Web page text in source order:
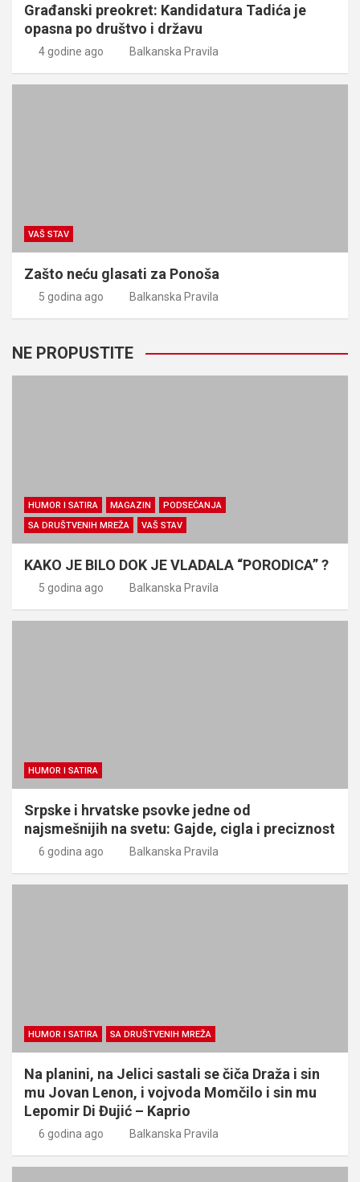
Građanski preokret: Kandidatura Tadića je
opasna po društvo i državu
4 godine ago Balkanska Pravila
VAŠ STAV
Zašto neću glasati za Ponoša
5 godina ago Balkanska Pravila
NE PROPUSTITE
HUMOR I SATIRA MAGAZIN
PODSEĆANJA
SA DRUŠTVENIH MREŽA
VAŠ STAV
KAKO JE BILO DOK JE VLADALA “PORODICA” ?
5 godina ago Balkanska Pravila
HUMOR I SATIRA
Srpske i hrvatske psovke jedne od
najsmešnijih na svetu: Gajde, cigla i preciznost
6 godina ago Balkanska Pravila
HUMOR I SATIRA SA DRUŠTVENIH MREŽA
Na planini, na Jelici sastali se čiča Draža i sin
mu Jovan Lenon, i vojvoda Momčilo i sin mu
Lepomir Di Đujić – Kaprio
6 godina ago Balkanska Pravila